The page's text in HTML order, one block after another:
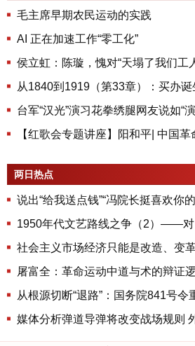
毛主席早期农民运动的实践
AI 正在加速工作“零工化”
台军“汉光”演习花拳绣腿网友说如“
两日热点
屠富全：革命运动中道与术的辩证